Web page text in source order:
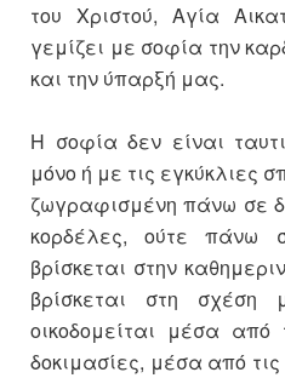
του Χριστού, Αγία
γεμίζει με σοφία την
και την ύπαρξή μας.
Η σοφία δεν είναι
μόνο ή με τις εγκύκλιες
ζωγραφισμένη πάνω σε
κορδέλες, ούτε πάνω
βρίσκεται στην
βρίσκεται στη
οικοδομείται μέσα
δοκιμασίες, μέσα από